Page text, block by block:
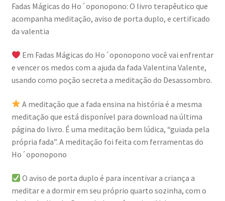
Fadas Mágicas do Ho´oponopono: O livro terapêutico que
acompanha meditação, aviso de porta duplo, e certificado
da valentia
Em Fadas Mágicas do Ho´oponopono você vai enfrentar
e vencer os medos com a ajuda da fada Valentina Valente,
usando como poção secreta a meditação do Desassombro.
A meditação que a fada ensina na história é a mesma
meditação que está disponível para download na última
página do livro. É uma meditação bem lúdica, “guiada pela
própria fada”. A meditação foi feita com ferramentas do
Ho´oponopono
O aviso de porta duplo é para incentivar a criança a
meditar e a dormir em seu próprio quarto sozinha, com o